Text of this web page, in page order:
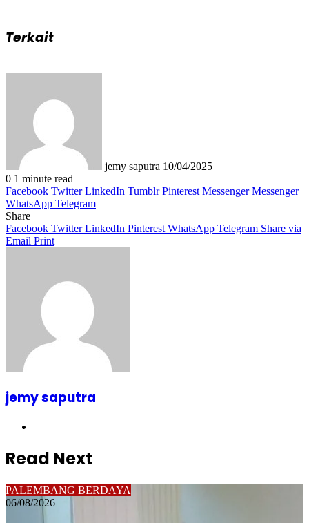
Terkait
jemy saputra 10/04/2025
0 1 minute read
Facebook Twitter LinkedIn Tumblr Pinterest Messenger Messenger
WhatsApp Telegram
Share
Facebook Twitter LinkedIn Pinterest WhatsApp Telegram Share via
Email Print
jemy saputra
Read Next
PALEMBANG BERDAYA
06/08/2026